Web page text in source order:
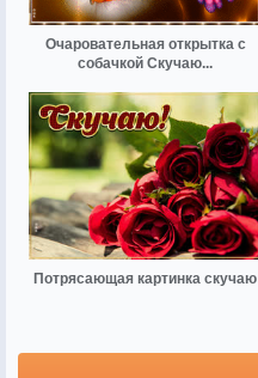
Очаровательная открытка с
собачкой Скучаю...
Потрясающая картинка скучаю